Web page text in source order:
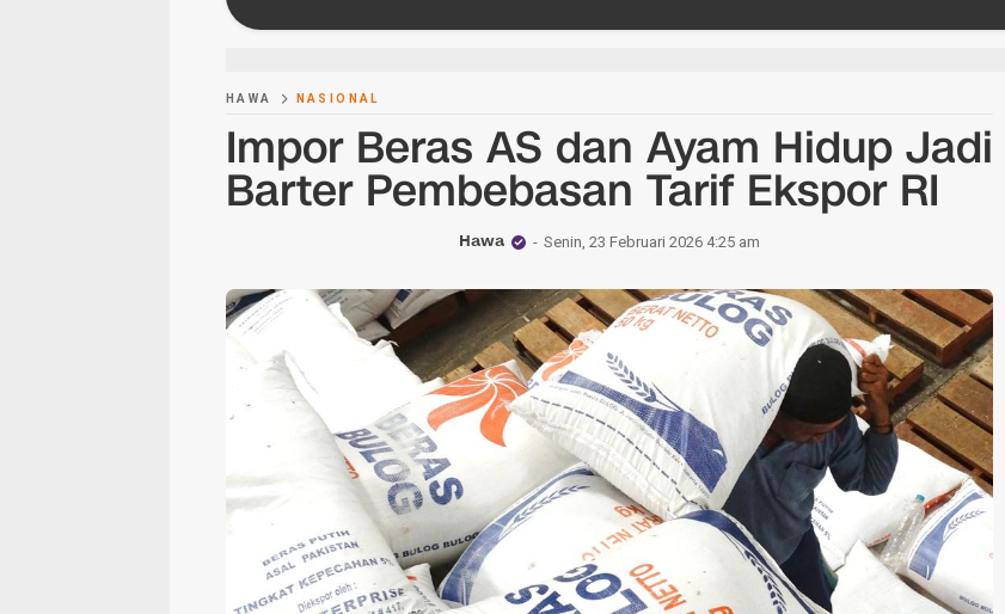
HAWA NASIONAL
Impor Beras AS dan Ayam Hidup Jadi
Barter Pembebasan Tarif Ekspor RI
Hawa Senin, 23 Februari 2026 4:25 am